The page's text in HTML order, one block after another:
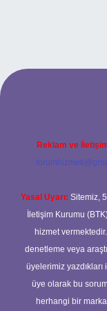
Reklam ve
Yasal Uyarı: Sitemiz,
İletişim Kurumu
hizmet
denetleme veya
üyelerimiz
üye olarak bu
herhangi bir